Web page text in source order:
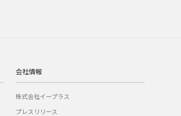
会社情報
株式会社イープラス
プレスリリース